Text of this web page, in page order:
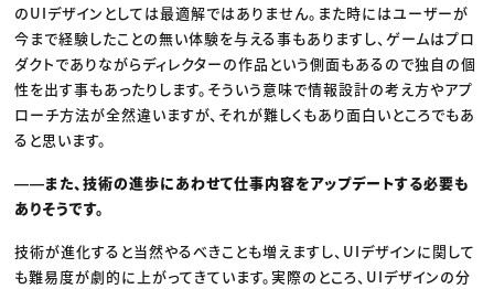
のUIデザインとしては最適解ではありません。また時にはユーザーが
今まで経験したことの無い体験を与える事もありますし、ゲームはプロ
ダクトでありながらディレクターの作品という側面もあるので独自の個
性を出す事もあったりします。そういう意味で情報設計の考え方やアプ
ローチ方法が全然違いますが、それが難しくもあり面白いところでもあ
ると思います。
――また、技術の進歩にあわせて仕事内容をアップデートする必要も
ありそうです。
技術が進化すると当然やるべきことも増えますし、UIデザインに関して
も難易度が劇的に上がってきています。実際のところ、UIデザインの分